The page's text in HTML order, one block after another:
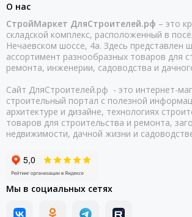
О нас
СтройМаркет ДляСтроителей.рф – это
складской комплекс, расположенный в
Нечаевском шоссе, 4а. Здесь представлен
ассортимент разнообразных товаров для
ремонта, инженерии, садоводства и
Сайт ДляСтроителей.рф - это интернет-
строительный портал с полезной
архитектуре и дизайне, технологиях
товаров для строительства и ремонта,
недвижимости, дачной жизни и
Мы в социальных сетях